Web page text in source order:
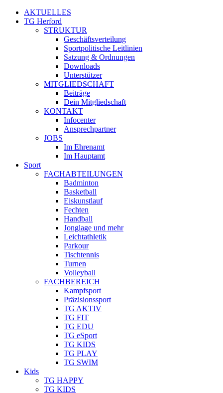
AKTUELLES
TG Herford
STRUKTUR
Geschäftsverteilung
Sportpolitische Leitlinien
Satzung & Ordnungen
Downloads
Unterstützer
MITGLIEDSCHAFT
Beiträge
Dein Mitgliedschaft
KONTAKT
Infocenter
Ansprechpartner
JOBS
Im Ehrenamt
Im Hauptamt
Sport
FACHABTEILUNGEN
Badminton
Basketball
Eiskunstlauf
Fechten
Handball
Jonglage und mehr
Leichtathletik
Parkour
Tischtennis
Turnen
Volleyball
FACHBEREICH
Kampfsport
Präzisionssport
TG AKTIV
TG FIT
TG EDU
TG eSport
TG KIDS
TG PLAY
TG SWIM
Kids
TG HAPPY
TG KIDS